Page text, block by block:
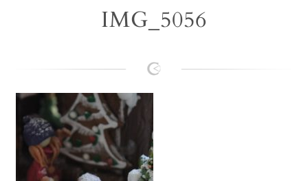
Torten Galerie
IMG_5056